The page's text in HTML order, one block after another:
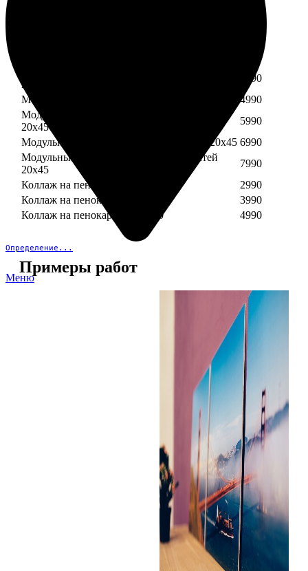
Определение...
Меню
2990
20х45
3990
Модульный пенокартон из пяти частей 20х45
4990
Модульный пенокартон из шести частей
20х45
5990
Модульный пенокартон из семи частей 20х45 6990
Модульный пенокартон из восьми частей
20х45
7990
Коллаж на пенокартоне 30х30
2990
Коллаж на пенокартоне 30х60
3990
Коллаж на пенокартоне 30х90
4990
Примеры работ